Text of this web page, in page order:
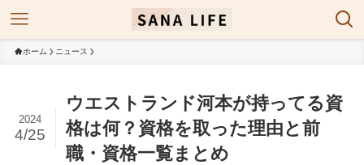
ホーム ニュース
ウエストランド河本が持ってる資
格は何？資格を取った理由と前
職・資格一覧まとめ
2024
4/25